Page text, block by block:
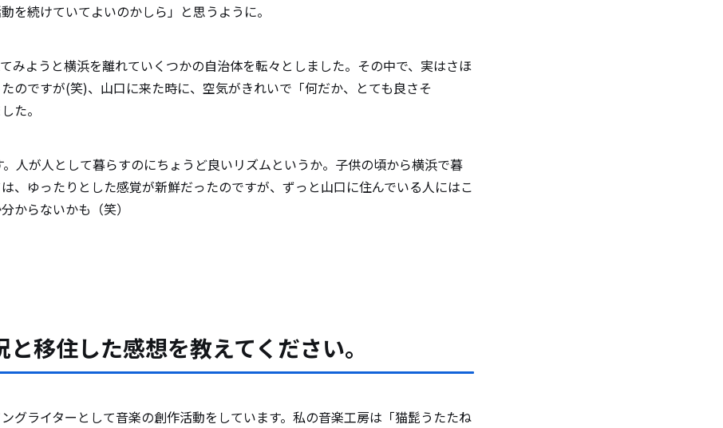
を続けていてよいのかしら」と思うように。
みようと横浜を離れていくつかの自治体を転々としました。その中で、実はさほ
のですが(笑)、山口に来た時に、空気がきれいで「何だか、とても良さそ
た。
人が人として暮らすのにちょうど良いリズムというか。子供の頃から横浜で暮
、ゆったりとした感覚が新鮮だったのですが、ずっと山口に住んでいる人にはこ
からないかも（笑）
移住した感想を教えてください。
グライターとして音楽の創作活動をしています。私の音楽工房は「猫髭うたたね